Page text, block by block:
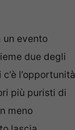
un evento
due degli
l’opportunità
più puristi di
meno